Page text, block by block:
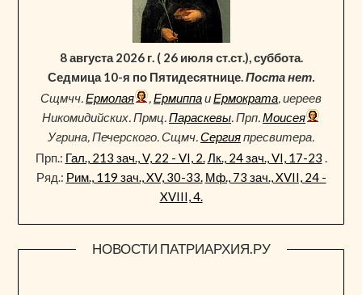
8 августа 2026 г. ( 26 июля ст.ст.), суббота.
Седмица 10-я по Пятидесятнице.Поста нет.
Сщмчч.Ермолая ,ЕрмиппаиЕрмократа, иереев
Никомидийских. Прмц.Параскевы. Прп.Моисея
Угрина, Печерского. Сщмч.Сергияпресвитера.
Прп.: Гал., 213 зач., V, 22 - VI, 2.Лк., 24 зач., VI, 17-23 .
Ряд.: Рим., 119 зач., XV, 30-33. Мф., 73 зач., XVII, 24 -
XVIII, 4.
НОВОСТИ ПАТРИАРХИЯ.РУ